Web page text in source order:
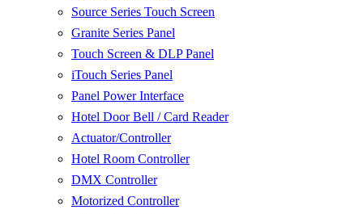
Source Series Touch Screen
Granite Series Panel
Touch Screen & DLP Panel
iTouch Series Panel
Panel Power Interface
Hotel Door Bell / Card Reader
Actuator/Controller
Hotel Room Controller
DMX Controller
Motorized Controller